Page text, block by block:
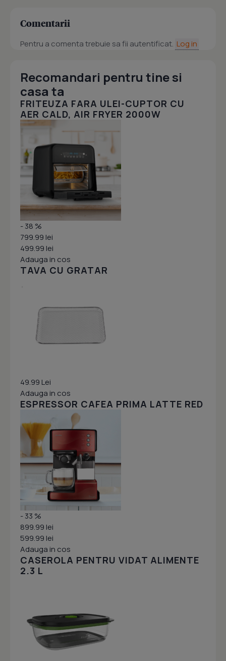
Comentarii
Pentru a comenta trebuie sa fii autentificat. Log in
Recomandari pentru tine si
casa ta
FRITEUZA FARA ULEI-CUPTOR CU
AER CALD, AIR FRYER 2000W
- 38 %
799.99 lei
499.99 lei
Adauga in cos
TAVA CU GRATAR
49.99 Lei
Adauga in cos
ESPRESSOR CAFEA PRIMA LATTE RED
- 33 %
899.99 lei
599.99 lei
Adauga in cos
CASEROLA PENTRU VIDAT ALIMENTE
2.3 L